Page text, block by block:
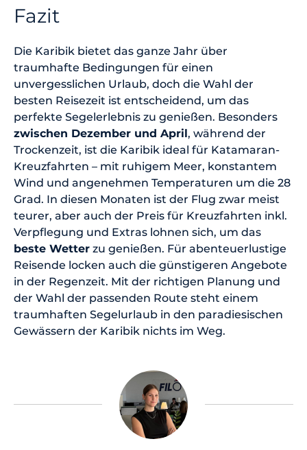
Fazit
Die Karibik bietet das ganze Jahr über
traumhafte Bedingungen für einen
unvergesslichen Urlaub, doch die Wahl der
besten Reisezeit ist entscheidend, um das
perfekte Segelerlebnis zu genießen. Besonders
zwischen Dezember und April, während der
Trockenzeit, ist die Karibik ideal für Katamaran-
Kreuzfahrten – mit ruhigem Meer, konstantem
Wind und angenehmen Temperaturen um die 28
Grad. In diesen Monaten ist der Flug zwar meist
teurer, aber auch der Preis für Kreuzfahrten inkl.
Verpflegung und Extras lohnen sich, um das
beste Wetter zu genießen. Für abenteuerlustige
Reisende locken auch die günstigeren Angebote
in der Regenzeit. Mit der richtigen Planung und
der Wahl der passenden Route steht einem
traumhaften Segelurlaub in den paradiesischen
Gewässern der Karibik nichts im Weg.